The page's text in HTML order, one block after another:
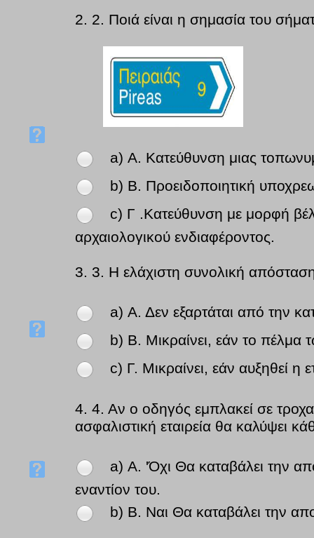
2. 2. Ποιά είναι η σημασία του
a) Α. Κατεύθυνση μιας
b) Β. Προειδοποιητική
c) Γ .Κατεύθυνση με μορφή
αρχαιολογικού ενδιαφέροντος.
3. 3. Η ελάχιστη συνολική
a) Α. Δεν εξαρτάται από την
b) Β. Μικραίνει, εάν το πέλμα
c) Γ. Μικραίνει, εάν αυξηθεί η
4. 4. Αν ο οδηγός εμπλακεί σε
ασφαλιστική εταιρεία θα καλύψει
a) Α. 'Όχι Θα καταβάλει την
εναντίον του.
b) Β. Ναι Θα καταβάλει την